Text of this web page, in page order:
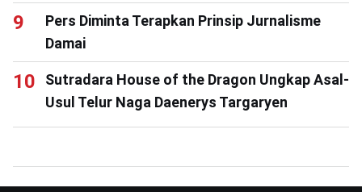
Pers Diminta Terapkan Prinsip Jurnalisme
Damai
Sutradara House of the Dragon Ungkap Asal-
Usul Telur Naga Daenerys Targaryen